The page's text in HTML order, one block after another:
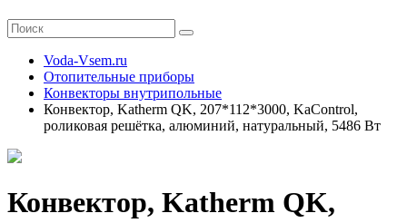
Voda-Vsem.ru
Отопительные приборы
Конвекторы внутрипольные
Конвектор, Katherm QK, 207*112*3000, KaControl,
роликовая решётка, алюминий, натуральный, 5486 Вт
Конвектор, Katherm QK,